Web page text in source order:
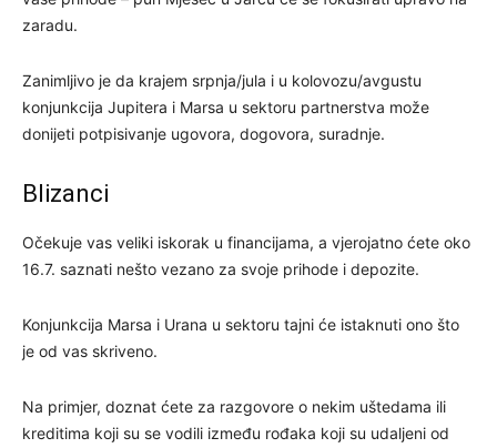
zaradu.
Zanimljivo je da krajem srpnja/jula i u kolovozu/avgustu
konjunkcija Jupitera i Marsa u sektoru partnerstva može
donijeti potpisivanje ugovora, dogovora, suradnje.
Blizanci
Očekuje vas veliki iskorak u financijama, a vjerojatno ćete oko
16.7. saznati nešto vezano za svoje prihode i depozite.
Konjunkcija Marsa i Urana u sektoru tajni će istaknuti ono što
je od vas skriveno.
Na primjer, doznat ćete za razgovore o nekim uštedama ili
kreditima koji su se vodili između rođaka koji su udaljeni od